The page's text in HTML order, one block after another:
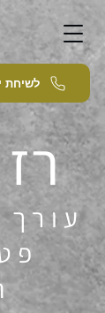
לשיחת
עורך